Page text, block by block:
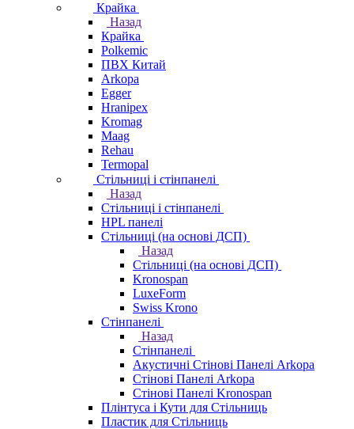
Крайка
Назад
Крайка
Polkemic
ПВХ Китай
Arkopa
Egger
Hranipex
Kromag
Maag
Rehau
Termopal
Стільниці і стінпанелі
Назад
Стільниці і стінпанелі
HPL панелі
Стільниці (на основі ДСП)
Назад
Стільниці (на основі ДСП)
Kronospan
LuxeForm
Swiss Krono
Стінпанелі
Назад
Стінпанелі
Акустичні Стінові Панелі Аrkopa
Стінові Панелі Arkopa
Стінові Панелі Kronospan
Плінтуса і Кути для Стільниць
Пластик для Стільниць